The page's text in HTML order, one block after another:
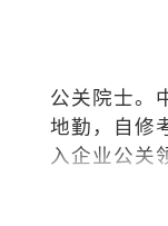
公关院士。
地勤，自修
入企业公关
学位并投